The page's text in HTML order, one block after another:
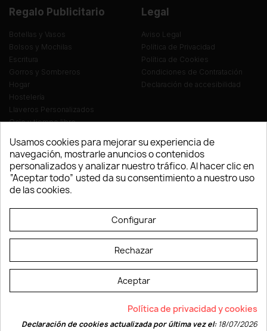
Regalo Publicitario
Botellas y Vasos
Bolsos y Mochilas
Escritura
Gorros y Sombreros
Hogar
Hostelería
Llaveros Personalizados
Ocio y tiempo libre
Ropa y Textil
Tecnología
Verano y playa
Vestuario laboral
Legal
Aviso Legal
Política de Privacidad
Política de Cookies
Condiciones de Contratación
Declaración de accesibilidad
© LEVELPRINT - 2026
La página dispone de código accesible según las normas dictadas por la
W3C
Usamos cookies para mejorar su experiencia de
navegación, mostrarle anuncios o contenidos
personalizados y analizar nuestro tráfico. Al hacer clic en
“Aceptar todo” usted da su consentimiento a nuestro uso
de las cookies.
Configurar
Rechazar
Aceptar
Política de privacidad y cookies
Declaración de cookies actualizada por última vez el:18/07/2026